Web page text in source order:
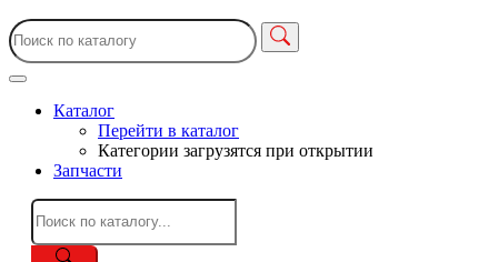
Каталог
Перейти в каталог
Категории загрузятся при открытии
Запчасти